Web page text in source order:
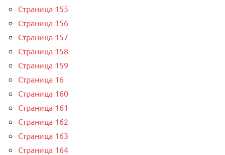
Страница 155
Страница 156
Страница 157
Страница 158
Страница 159
Страница 16
Страница 160
Страница 161
Страница 162
Страница 163
Страница 164